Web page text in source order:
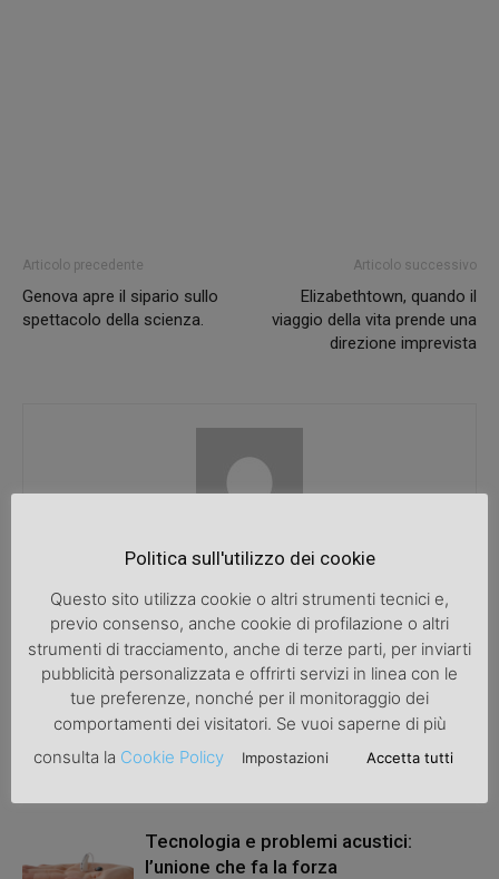
Articolo precedente
Genova apre il sipario sullo
spettacolo della scienza.
Articolo successivo
Elizabethtown, quando il
viaggio della vita prende una
direzione imprevista
SpazioDonna
ARTICOLI CORRELATI ALTRO DALL'AUTORE
Osteoartrosi nei cani – Sintomi, Rimedi
e Trattamento
Tecnologia e problemi acustici:
l’unione che fa la forza
Politica sull'utilizzo dei cookie
Questo sito utilizza cookie o altri strumenti tecnici e,
previo consenso, anche cookie di profilazione o altri
strumenti di tracciamento, anche di terze parti, per inviarti
pubblicità personalizzata e offrirti servizi in linea con le
tue preferenze, nonché per il monitoraggio dei
comportamenti dei visitatori. Se vuoi saperne di più
consulta la Cookie Policy Impostazioni Accetta tutti